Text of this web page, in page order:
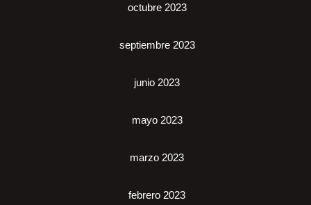
octubre 2023
septiembre 2023
junio 2023
mayo 2023
marzo 2023
febrero 2023